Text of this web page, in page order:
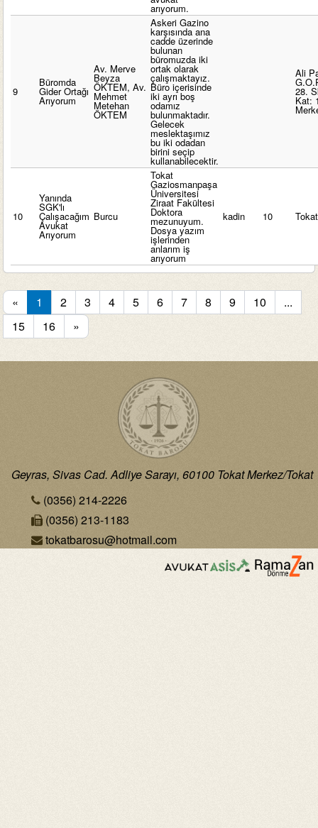
arıyorum.
9
Büromda
Gider Ortağı
Arıyorum
Av. Merve
Beyza
ÖKTEM, Av.
Mehmet
Metehan
ÖKTEM
Askeri Gazino
karşısında ana
cadde üzerinde
bulunan
büromuzda iki
ortak olarak
çalışmaktayız.
Büro içerisinde
iki ayrı boş
odamız
bulunmaktadır.
Gelecek
meslektaşımız
bu iki odadan
birini seçip
kullanabilecektir.
Ali
28.
Kat:
10
Yanında
SGK'lı
Çalışacağım
Avukat
Arıyorum
Burcu
Tokat
Gaziosmanpaşa
Üniversitesi
Ziraat Fakültesi
Doktora
mezunuyum.
Dosya yazım
işlerinden
anlarım iş
arıyorum
kadin 10
« 1 2 3 4 5 6 7 8 9 10
...
15
16 »
Geyras, Sivas Cad. Adliye Sarayı, 60100 Tokat Merkez/Tokat
(0356) 214-2226
(0356) 213-1183
tokatbarosu@hotmail.com